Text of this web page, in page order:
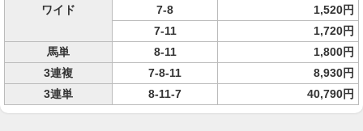
ワイド
7-8
1,520円
7-11
1,720円
馬単
8-11
1,800円
3連複
7-8-11
8,930円
3連単
8-11-7 40,790円